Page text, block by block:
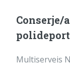
Multiserveis